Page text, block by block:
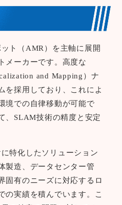
ト（AMR）を主軸に展開
メーカーです。高度な
and Mapping）ナ
を採用しており、これによ
境での自律移動が可能で
、SLAM技術の精度と安定
特化したソリューション
製造、データセンター管
固有のニーズに対応するロ
の実績を積んでいます。こ